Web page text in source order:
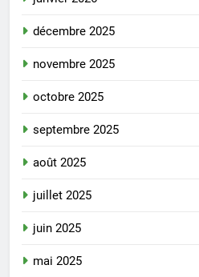
décembre 2025
novembre 2025
octobre 2025
septembre 2025
août 2025
juillet 2025
juin 2025
mai 2025